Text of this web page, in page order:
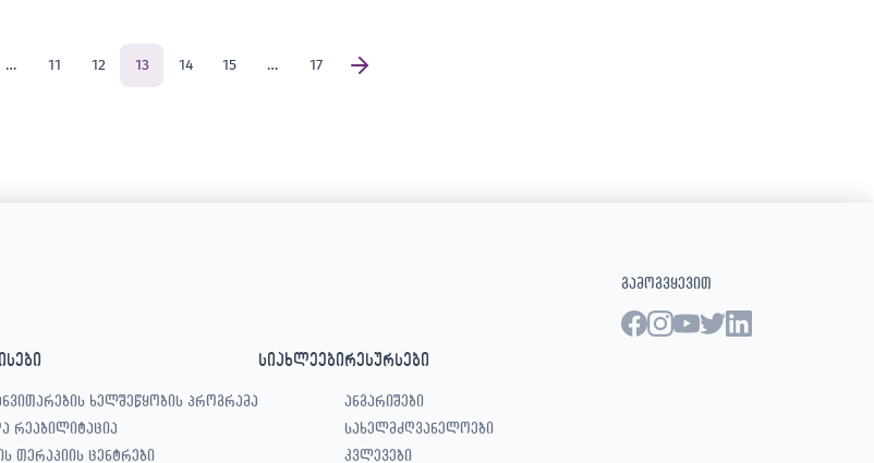
… 11 12 13 14 15 … 17
ხელშეწყობის პროგრამა
რეაბილიტაცია
თერაპიის ცენტრები
სიახლეებირესურსები
ანგარიშები
სახელმძღვანელოები
კვლევები
გამოგვყევით